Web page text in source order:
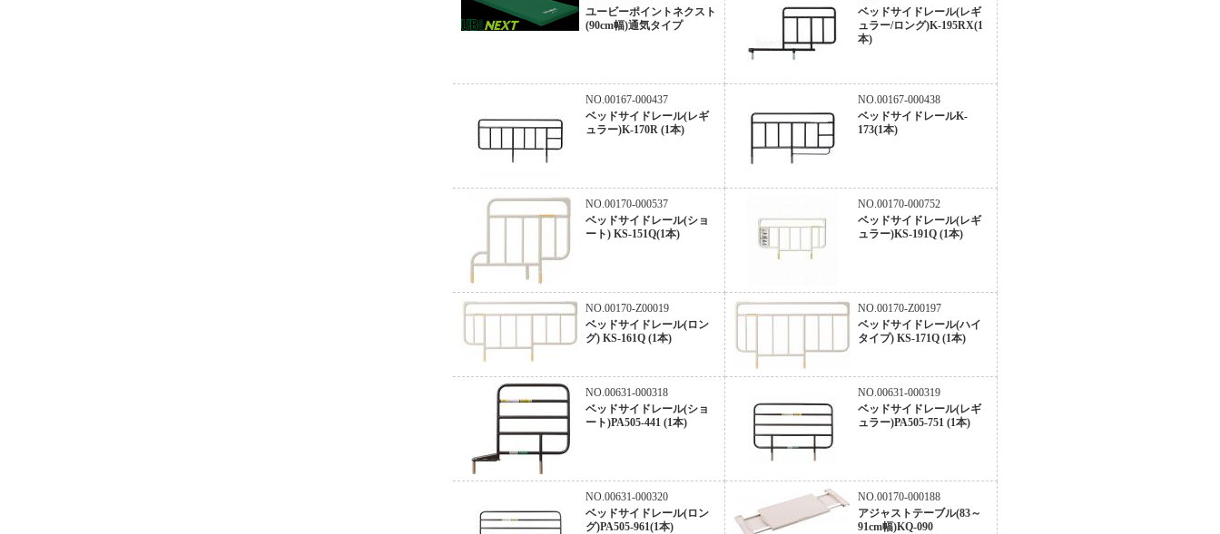
ユービーポイントネクスト
(90cm幅)通気タイプ
ベッドサイドレール(レギ
ュラー/ロング)K-195RX(1
本)
NO.00167-000437
ベッドサイドレール(レギ
ュラー)K-170R (1本)
NO.00167-000438
ベッドサイドレールK-
173(1本)
NO.00170-000537
ベッドサイドレール(ショ
ート) KS-151Q(1本)
NO.00170-000752
ベッドサイドレール(レギ
ュラー)KS-191Q (1本)
NO.00170-Z00019
ベッドサイドレール(ロン
グ) KS-161Q (1本)
NO.00170-Z00197
ベッドサイドレール(ハイ
タイプ) KS-171Q (1本)
NO.00631-000318
ベッドサイドレール(ショ
ート)PA505-441 (1本)
NO.00631-000319
ベッドサイドレール(レギ
ュラー)PA505-751 (1本)
NO.00631-000320
ベッドサイドレール(ロン
グ)PA505-961(1本)
NO.00170-000188
アジャストテーブル(83～
91cm幅)KQ-090